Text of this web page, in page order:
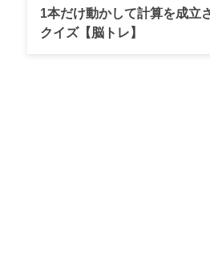
1本だけ動かして計算を成立
クイズ【脳トレ】